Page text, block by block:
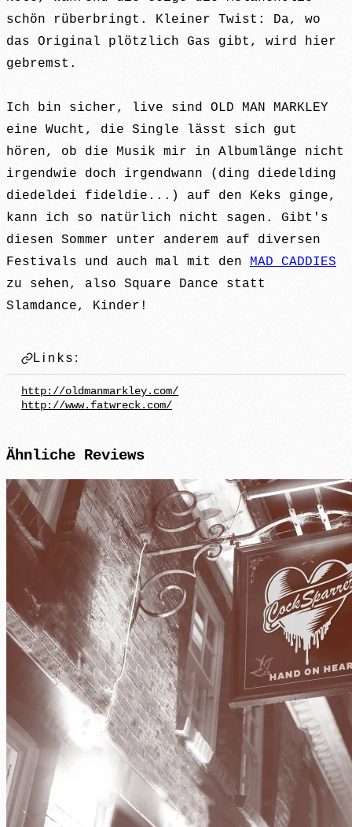
schön rüberbringt. Kleiner Twist: Da, wo
das Original plötzlich Gas gibt, wird hier
gebremst.
Ich bin sicher, live sind OLD MAN MARKLEY
eine Wucht, die Single lässt sich gut
hören, ob die Musik mir in Albumlänge nicht
irgendwie doch irgendwann (ding diedelding
diedeldei fideldie...) auf den Keks ginge,
kann ich so natürlich nicht sagen. Gibt's
diesen Sommer unter anderem auf diversen
Festivals und auch mal mit den MAD CADDIES
zu sehen, also Square Dance statt
Slamdance, Kinder!
Links:
http://oldmanmarkley.com/
http://www.fatwreck.com/
Ähnliche Reviews